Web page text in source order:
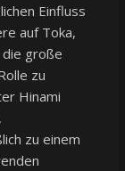
Einfluss
auf Toka,
große
zu
Hinami
zu einem